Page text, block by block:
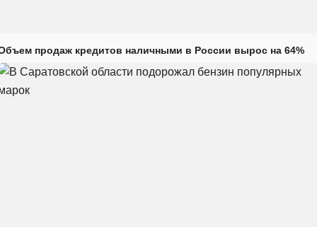
продаж кредитов наличными в России вырос на 64%